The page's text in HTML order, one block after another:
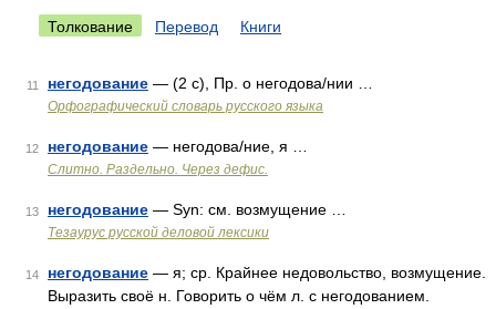
Толкование Перевод Книги
11 негодование — (2 с), Пр. о негодова/нии …
Орфографический словарь русского языка
12 негодование — негодова/ние, я …
Слитно. Раздельно. Через дефис.
13 негодование — Syn: см. возмущение …
Тезаурус русской деловой лексики
14 негодование — я; ср. Крайнее недовольство, возмущение.
Выразить своё н. Говорить о чём л. с негодованием.